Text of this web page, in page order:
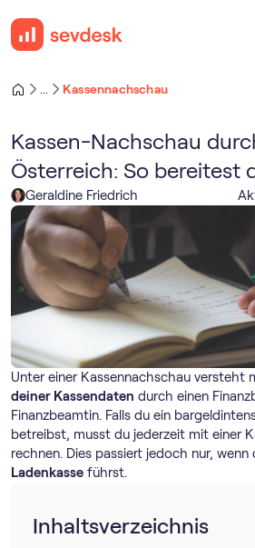
Kassennachschau
Kassen-Nachschau
Österreich: So bereitest
Geraldine Friedrich
Unter einer Kassennachschau versteht
deiner Kassendaten durch einen
Finanzbeamtin. Falls du ein
betreibst, musst du jederzeit mit einer
rechnen. Dies passiert jedoch nur, wenn
Ladenkasse führst.
Inhaltsverzeichnis